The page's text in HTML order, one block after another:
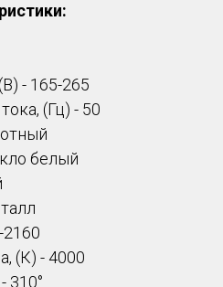
- 165-265
(Гц) - 50
белый
(К) - 4000
310°